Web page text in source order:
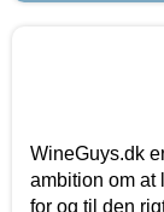
WineGuys.dk
ambition om at
for og til den